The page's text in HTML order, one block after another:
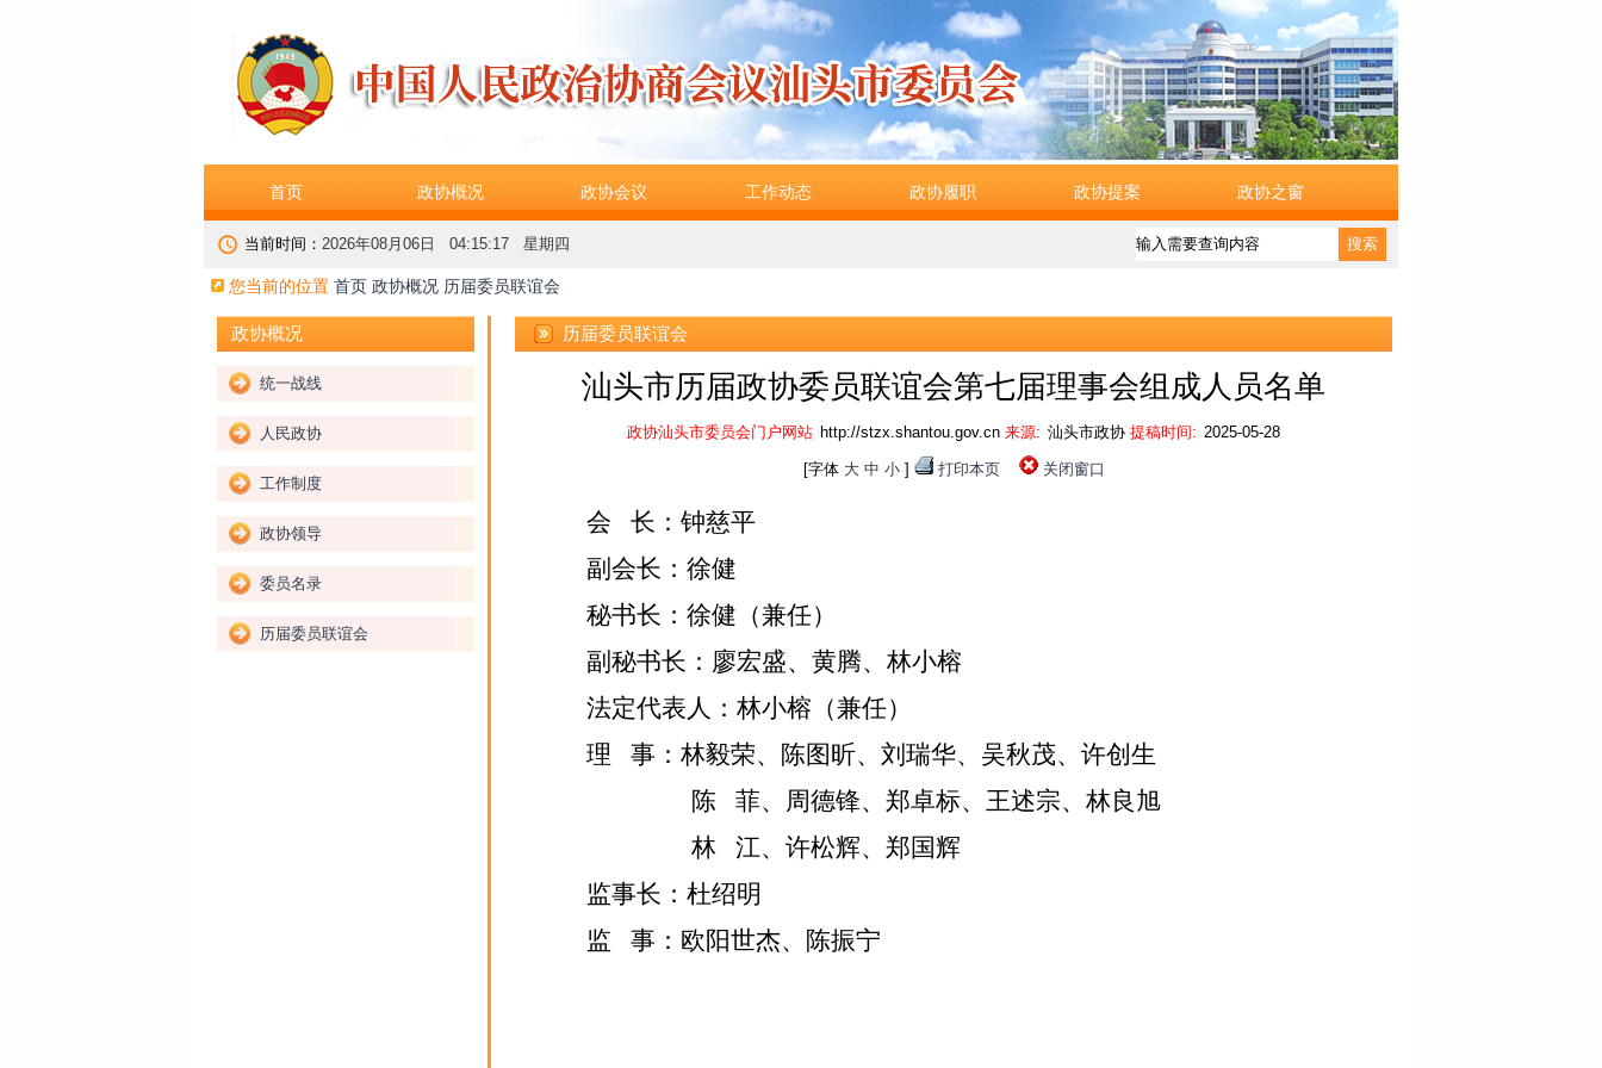
首页 政协概况 政协会议 工作动态 政协履职 政协提案 政协之窗
当前时间： 2026年08月06日 04:15:17 星期四 搜索
您当前的位置 首页 政协概况 历届委员联谊会
政协概况
统一战线
人民政协
工作制度
政协领导
委员名录
历届委员联谊会
历届委员联谊会
汕头市历届政协委员联谊会第七届理事会组成人员名单
政协汕头市委员会门户网站 http://stzx.shantou.gov.cn 来源: 汕头市政协 提稿时间: 2025-05-28
[字体 大 中 小 ] 打印本页 关闭窗口
会
长：钟慈平
副会长：徐健
秘书长：徐健（兼任）
副秘书长：廖宏盛、黄腾、林小榕
法定代表人：林小榕（兼任）
理
事： 林毅荣、陈图昕、刘瑞华、吴秋茂、许创生
陈
菲、周德锋、郑卓标、王述宗、林良旭
林
江、许松辉、郑国辉
监事长：杜绍明
监
事：欧阳世杰、陈振宁